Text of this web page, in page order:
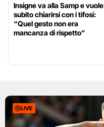
Insigne va alla Samp e vuole
subito chiarirsi con i tifosi:
“Quel gesto non era
mancanza di rispetto”
LIVE